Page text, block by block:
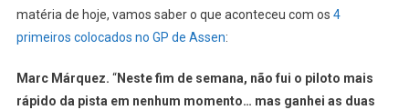
matéria de hoje, vamos saber o que aconteceu com os 4
primeiros colocados no GP de Assen:
Marc Márquez. “Neste fim de semana, não fui o piloto mais
rápido da pista em nenhum momento… mas ganhei as duas